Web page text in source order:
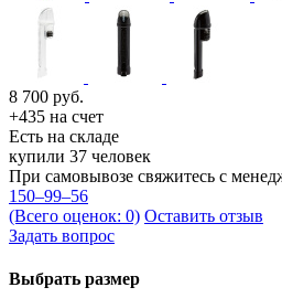
8 700 руб.
+435 на счет
Есть на складе
купили 37 человек
При самовывозе свяжитесь с
150–99–56
(Всего оценок: 0) Оставить отзыв
Задать вопрос
Выбрать размер